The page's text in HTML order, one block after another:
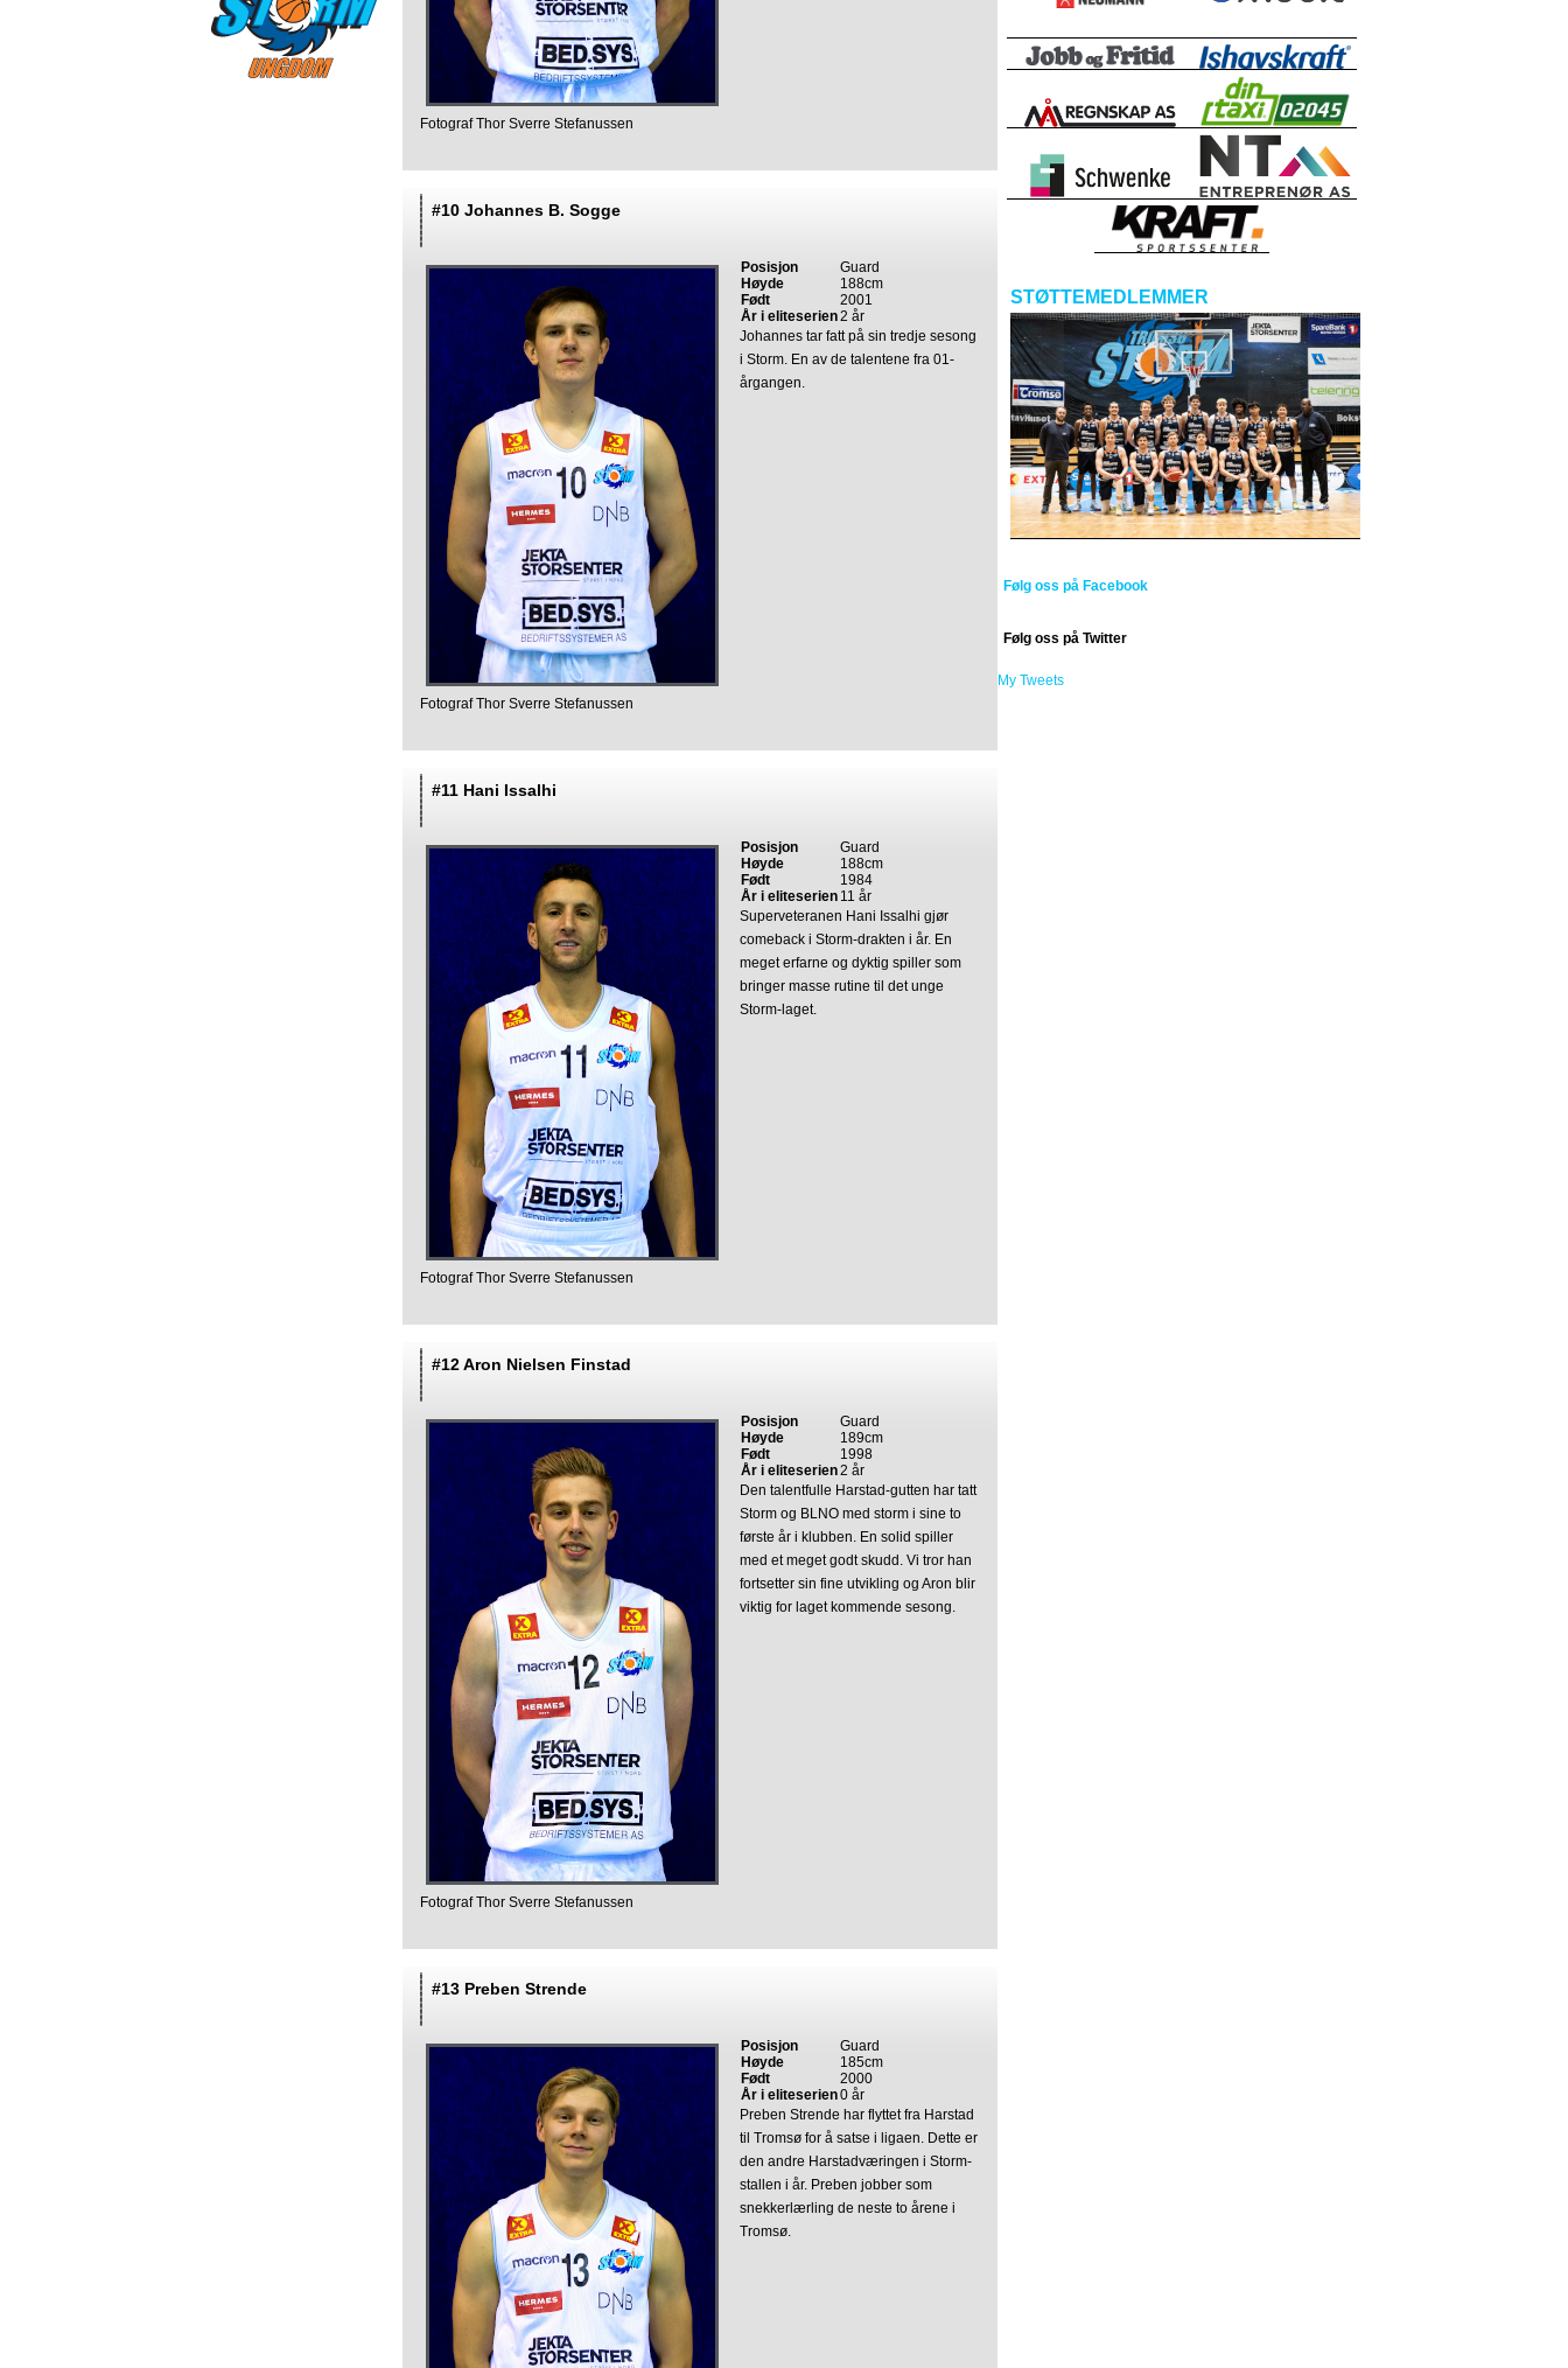
Fotograf Thor Sverre Stefanussen
#10 Johannes B. Sogge
Fotograf Thor Sverre Stefanussen
Posisjon
Guard
Høyde
188cm
Født
2001
År i eliteserien2 år
Johannes tar fatt på sin tredje sesong
i Storm. En av de talentene fra 01-
årgangen.
#11 Hani Issalhi
Fotograf Thor Sverre Stefanussen
Posisjon
Guard
Høyde
188cm
Født
1984
År i eliteserien 11 år
Superveteranen Hani Issalhi gjør
comeback i Storm-drakten i år. En
meget erfarne og dyktig spiller som
bringer masse rutine til det unge
Storm-laget.
#12 Aron Nielsen Finstad
Fotograf Thor Sverre Stefanussen
Posisjon
Guard
Høyde
189cm
Født
1998
År i eliteserien2 år
Den talentfulle Harstad-gutten har tatt
Storm og BLNO med storm i sine to
første år i klubben. En solid spiller
med et meget godt skudd. Vi tror han
fortsetter sin fine utvikling og Aron blir
viktig for laget kommende sesong.
#13 Preben Strende
Posisjon
Guard
Høyde
185cm
Født
2000
År i eliteserien0 år
Preben Strende har flyttet fra Harstad
til Tromsø for å satse i ligaen. Dette er
den andre Harstadværingen i Storm-
stallen i år. Preben jobber som
snekkerlærling de neste to årene i
Tromsø.
STØTTEMEDLEMMER
Følg oss på Facebook
Følg oss på Twitter
My Tweets